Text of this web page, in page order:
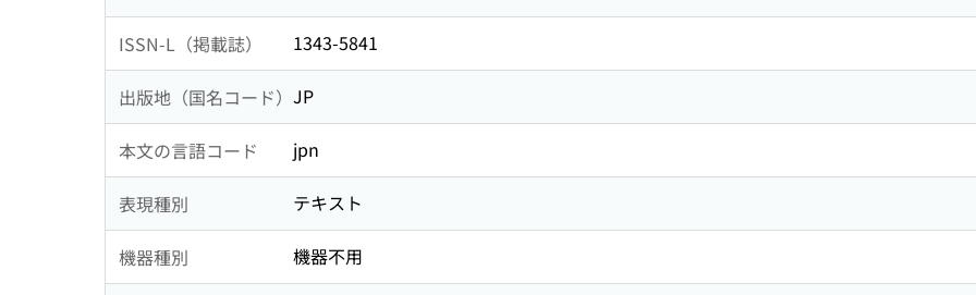
ISSN-L（掲載誌） 1343-5841
出版地（国名コード） JP
本文の言語コード jpn
表現種別 テキスト
機器種別 機器不用